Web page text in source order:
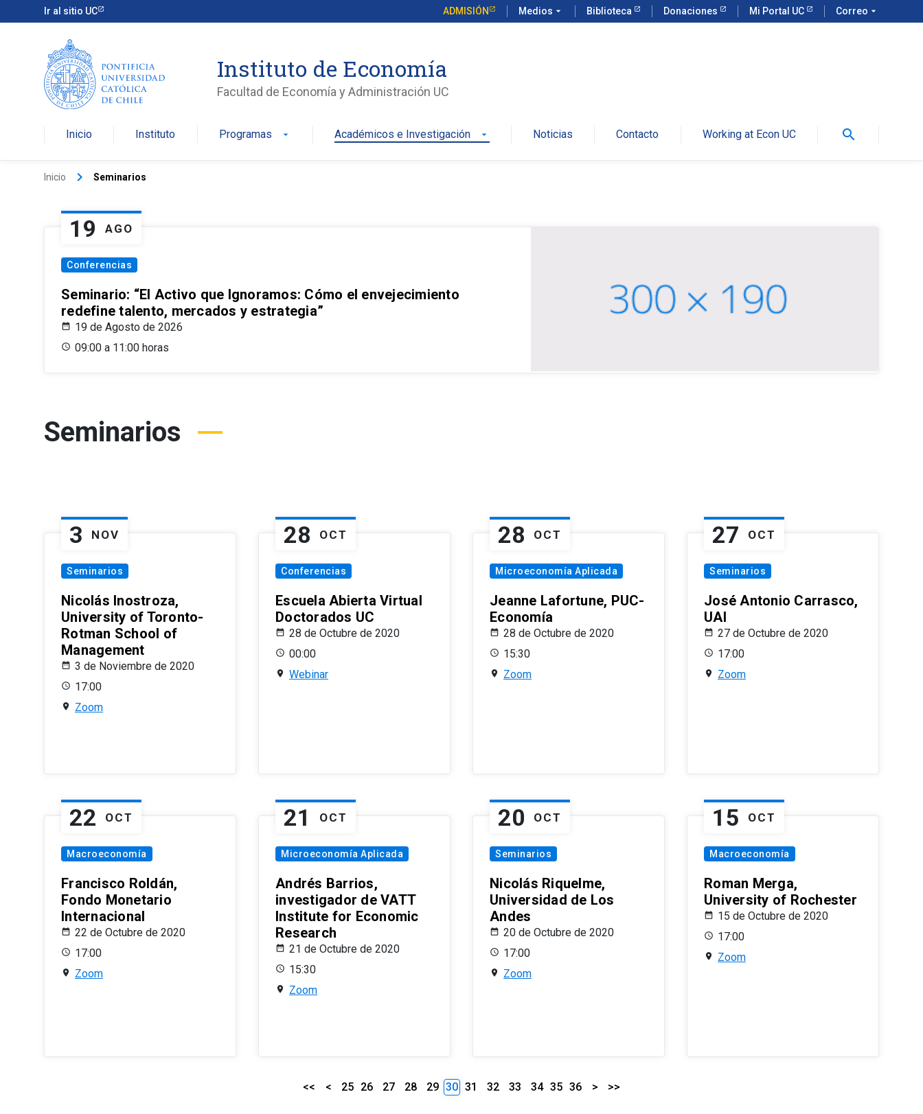
Ir al sitio UC ADMISIÓN Medios arrow_drop_down Biblioteca Donaciones Mi Portal UC Correo arrow_drop_down
Instituto de Economía
Facultad de Economía y Administración UC
Inicio Instituto Programas arrow_drop_down Académicos e Investigación arrow_drop_down Noticias Contacto Working at Econ UC search
Inicio keyboard_arrow_right Seminarios
19 AGO
Conferencias
Seminario: “El Activo que Ignoramos: Cómo el envejecimiento
redefine talento, mercados y estrategia”
19 de Agosto de 2026
09:00 a 11:00 horas
Seminarios
3 NOV
Seminarios
Nicolás Inostroza,
University of Toronto-
Rotman School of
Management
3 de Noviembre de 2020
17:00
Zoom
28 OCT
Conferencias
Escuela Abierta Virtual
Doctorados UC
28 de Octubre de 2020
00:00
Webinar
28 OCT
Microeconomía Aplicada
Jeanne Lafortune, PUC-
Economía
28 de Octubre de 2020
15:30
Zoom
27 OCT
Seminarios
José Antonio Carrasco,
UAI
27 de Octubre de 2020
17:00
Zoom
22 OCT
Macroeconomía
Francisco Roldán,
Fondo Monetario
Internacional
22 de Octubre de 2020
17:00
Zoom
21 OCT
Microeconomía Aplicada
Andrés Barrios,
investigador de VATT
Institute for Economic
Research
21 de Octubre de 2020
15:30
Zoom
20 OCT
Seminarios
Nicolás Riquelme,
Universidad de Los
Andes
20 de Octubre de 2020
17:00
Zoom
15 OCT
Macroeconomía
Roman Merga,
University of Rochester
15 de Octubre de 2020
17:00
Zoom
<< < 25 26 27 28 29 30 31 32 33 34 35 36 > >>